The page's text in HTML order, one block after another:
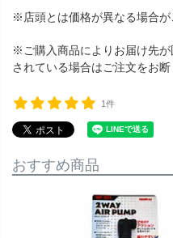
※店頭とは価格が異なる場合が
※ご購入商品によりお届け先
されている場合はご注文をお
1件
おすすめ商品